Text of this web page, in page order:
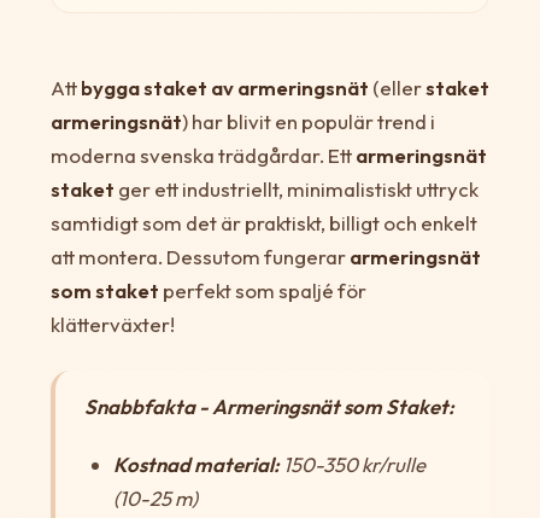
Attbygga staket av armeringsnät (ellerstaket
armeringsnät) har blivit en populär trend i
moderna svenska trädgårdar. Ettarmeringsnät
staket ger ett industriellt, minimalistiskt uttryck
samtidigt som det är praktiskt, billigt och enkelt
att montera. Dessutom fungerararmeringsnät
som staket perfekt som spaljé för
klätterväxter!
Snabbfakta - Armeringsnät som Staket:
Kostnad material:150-350 kr/rulle
(10-25 m)